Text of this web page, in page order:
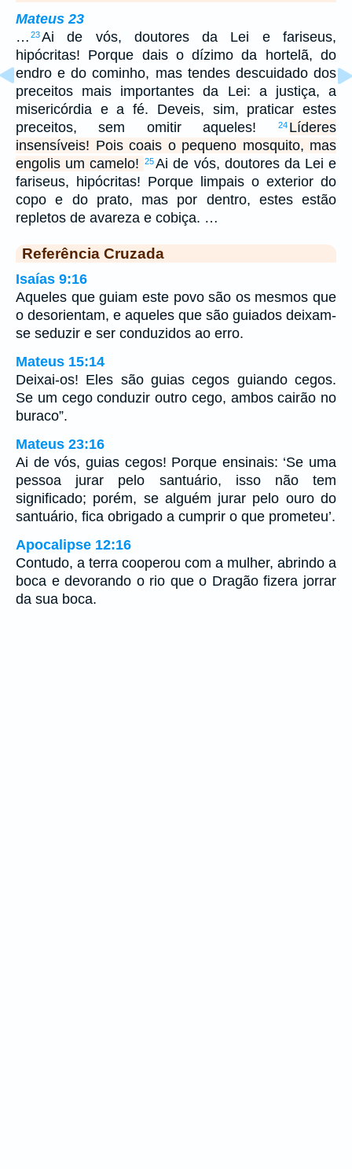
Mateus 23
… 23Ai de vós, doutores da Lei e fariseus,
hipócritas! Porque dais o dízimo da hortelã, do
endro e do cominho, mas tendes descuidado dos
preceitos mais importantes da Lei: a justiça, a
misericórdia e a fé. Deveis, sim, praticar estes
preceitos, sem omitir aqueles!
24 Líderes
insensíveis! Pois coais o pequeno mosquito, mas
engolis um camelo!
25Ai de vós, doutores da Lei e
fariseus, hipócritas! Porque limpais o exterior do
copo e do prato, mas por dentro, estes estão
repletos de avareza e cobiça. …
Referência Cruzada
Isaías 9:16
Aqueles que guiam este povo são os mesmos que
o desorientam, e aqueles que são guiados deixam-
se seduzir e ser conduzidos ao erro.
Mateus 15:14
Deixai-os! Eles são guias cegos guiando cegos.
Se um cego conduzir outro cego, ambos cairão no
buraco”.
Mateus 23:16
Ai de vós, guias cegos! Porque ensinais: ‘Se uma
pessoa jurar pelo santuário, isso não tem
significado; porém, se alguém jurar pelo ouro do
santuário, fica obrigado a cumprir o que prometeu’.
Apocalipse 12:16
Contudo, a terra cooperou com a mulher, abrindo a
boca e devorando o rio que o Dragão fizera jorrar
da sua boca.